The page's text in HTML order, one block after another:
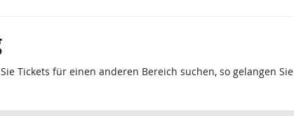
Tickets für einen anderen Bereich suchen, so gelangen Sie